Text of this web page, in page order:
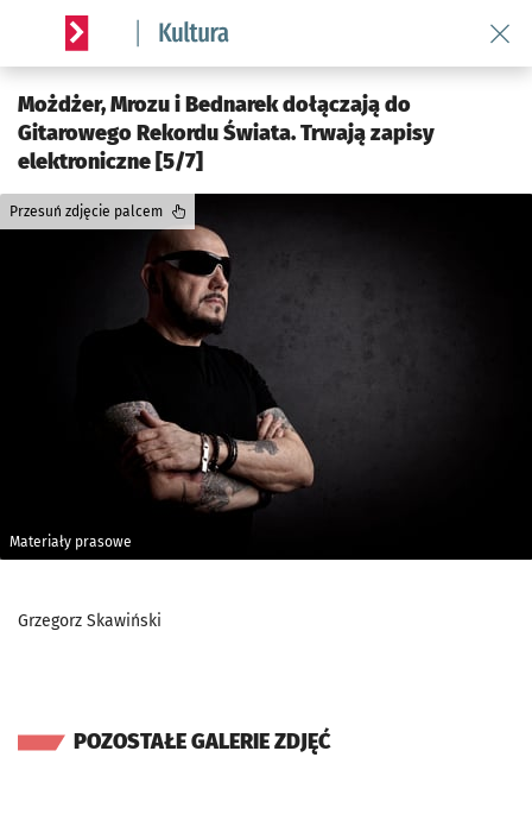
Serwis informacyjny wroclaw.pl podserwis: Kultura
Możdżer, Mrozu i Bednarek dołączają do
Gitarowego Rekordu Świata. Trwają zapisy
elektroniczne [5/7]
Materiały prasowe
Przesuń zdjęcie palcem
Grzegorz Skawiński
POZOSTAŁE GALERIE ZDJĘĆ